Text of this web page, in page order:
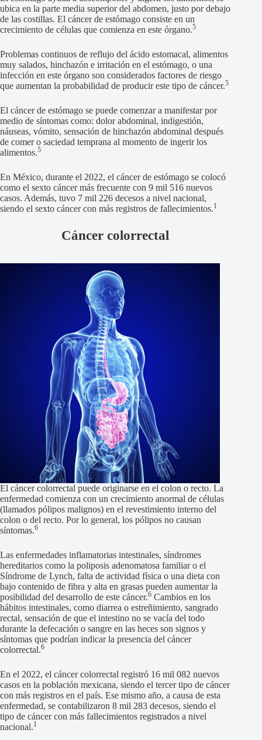
ubica en la parte media superior del abdomen, justo por debajo
de las costillas. El cáncer de estómago consiste en un
crecimiento de células que comienza en este órgano.5
Problemas continuos de reflujo del ácido estomacal, alimentos
muy salados, hinchazón e irritación en el estómago, o una
infección en este órgano son considerados factores de riesgo
que aumentan la probabilidad de producir este tipo de cáncer.5
El cáncer de estómago se puede comenzar a manifestar por
medio de síntomas como: dolor abdominal, indigestión,
náuseas, vómito, sensación de hinchazón abdominal después
de comer o saciedad temprana al momento de ingerir los
alimentos.5
En México, durante el 2022, el cáncer de estómago se colocó
como el sexto cáncer más frecuente con 9 mil 516 nuevos
casos. Además, tuvo 7 mil 226 decesos a nivel nacional,
siendo el sexto cáncer con más registros de fallecimientos.1
Cáncer colorrectal
El cáncer colorrectal puede originarse en el colon o recto. La
enfermedad comienza con un crecimiento anormal de células
(llamados pólipos malignos) en el revestimiento interno del
colon o del recto. Por lo general, los pólipos no causan
síntomas.6
Las enfermedades inflamatorias intestinales, síndromes
hereditarios como la poliposis adenomatosa familiar o el
Síndrome de Lynch, falta de actividad física o una dieta con
bajo contenido de fibra y alta en grasas pueden aumentar la
posibilidad del desarrollo de este cáncer.6 Cambios en los
hábitos intestinales, como diarrea o estreñimiento, sangrado
rectal, sensación de que el intestino no se vacía del todo
durante la defecación o sangre en las heces son signos y
síntomas que podrían indicar la presencia del cáncer
colorrectal.6
En el 2022, el cáncer colorrectal registró 16 mil 082 nuevos
casos en la población mexicana, siendo el tercer tipo de cáncer
con más registros en el país. Ese mismo año, a causa de esta
enfermedad, se contabilizaron 8 mil 283 decesos, siendo el
tipo de cáncer con más fallecimientos registrados a nivel
nacional.1